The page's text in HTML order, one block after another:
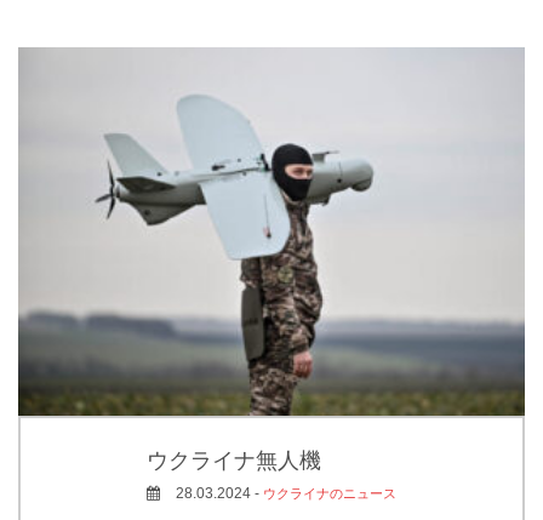
ウクライナ無人機
28.03.2024 - ウクライナのニュース